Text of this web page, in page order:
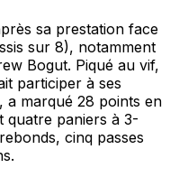
sa prestation face
sur 8), notamment
Bogut. Piqué au vif,
participer à ses
a marqué 28 points en
quatre paniers à 3-
cinq passes